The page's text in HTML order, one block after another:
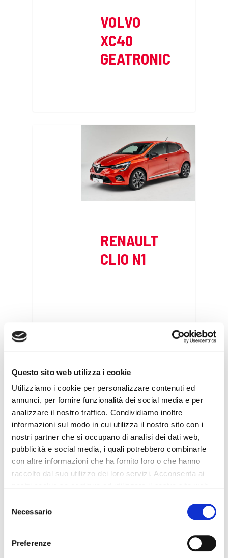
Questo sito web utilizza i cookie
Utilizziamo i cookie per personalizzare contenuti ed
annunci, per fornire funzionalità dei social media e per
analizzare il nostro traffico. Condividiamo inoltre
informazioni sul modo in cui utilizza il nostro sito con i
nostri partner che si occupano di analisi dei dati web,
pubblicità e social media, i quali potrebbero combinarle
con altre informazioni che ha fornito loro o che hanno
raccolto dal suo utilizzo dei loro servizi. Acconsenta ai
delNecessario
Preferenze
VOLVO
XC40
GEATRONIC
RENAULT
CLIO N1
OPEL
COMBO